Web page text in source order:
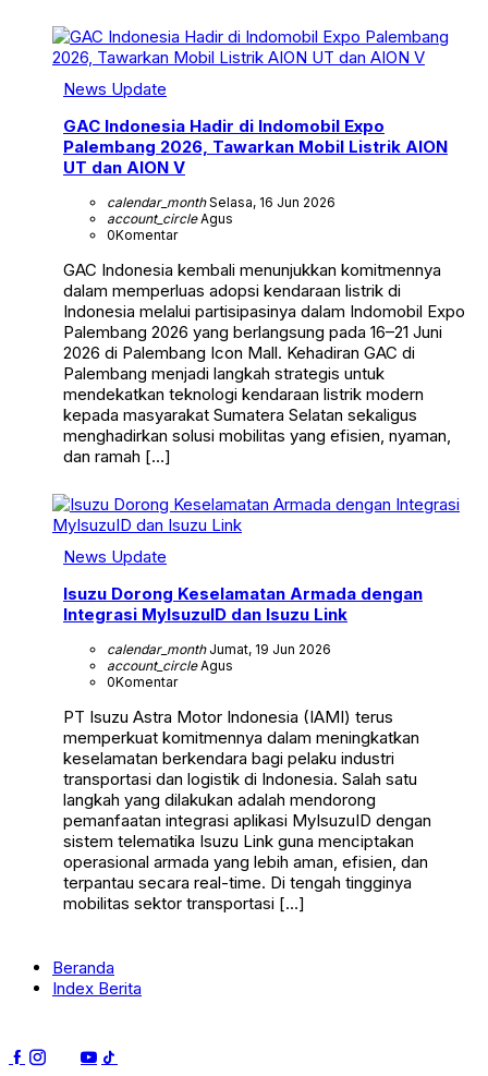
News Update
GAC Indonesia Hadir di Indomobil Expo
Palembang 2026, Tawarkan Mobil Listrik AION
UT dan AION V
calendar_monthSelasa, 16 Jun 2026
account_circleAgus
0Komentar
GAC Indonesia kembali menunjukkan komitmennya
dalam memperluas adopsi kendaraan listrik di
Indonesia melalui partisipasinya dalam Indomobil Expo
Palembang 2026 yang berlangsung pada 16–21 Juni
2026 di Palembang Icon Mall. Kehadiran GAC di
Palembang menjadi langkah strategis untuk
mendekatkan teknologi kendaraan listrik modern
kepada masyarakat Sumatera Selatan sekaligus
menghadirkan solusi mobilitas yang efisien, nyaman,
dan ramah […]
News Update
Isuzu Dorong Keselamatan Armada dengan
Integrasi MyIsuzuID dan Isuzu Link
calendar_monthJumat, 19 Jun 2026
account_circleAgus
0Komentar
PT Isuzu Astra Motor Indonesia (IAMI) terus
memperkuat komitmennya dalam meningkatkan
keselamatan berkendara bagi pelaku industri
transportasi dan logistik di Indonesia. Salah satu
langkah yang dilakukan adalah mendorong
pemanfaatan integrasi aplikasi MyIsuzuID dengan
sistem telematika Isuzu Link guna menciptakan
operasional armada yang lebih aman, efisien, dan
terpantau secara real-time. Di tengah tingginya
mobilitas sektor transportasi […]
Beranda
Index Berita